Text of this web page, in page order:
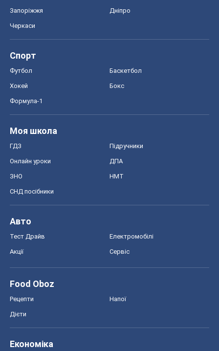
Запоріжжя Дніпро
Черкаси
Спорт
Футбол Баскетбол
Хокей Бокс
Формула-1
Моя школа
ГДЗ Підручники
Онлайн уроки ДПА
ЗНО НМТ
СНД посібники
Авто
Тест Драйв Електромобілі
Акції Сервіс
Food Oboz
Рецепти Напої
Дієти
Економіка